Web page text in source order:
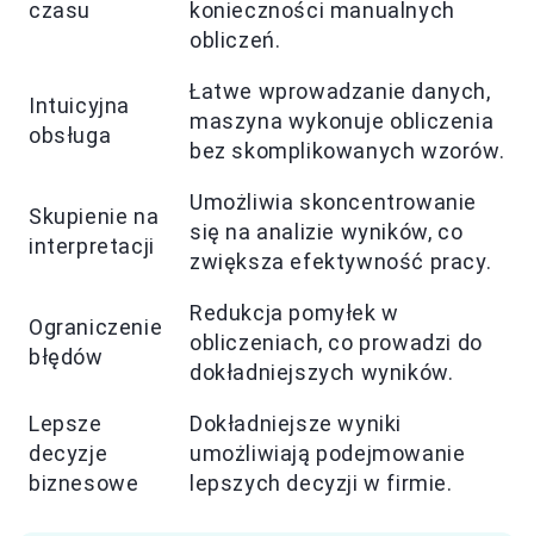
czasu
konieczności manualnych
obliczeń.
Intuicyjna
obsługa
Łatwe wprowadzanie danych,
maszyna wykonuje obliczenia
bez skomplikowanych wzorów.
Skupienie na
interpretacji
Umożliwia skoncentrowanie
się na analizie wyników, co
zwiększa efektywność pracy.
Ograniczenie
błędów
Redukcja pomyłek w
obliczeniach, co prowadzi do
dokładniejszych wyników.
Lepsze
decyzje
biznesowe
Dokładniejsze wyniki
umożliwiają podejmowanie
lepszych decyzji w firmie.